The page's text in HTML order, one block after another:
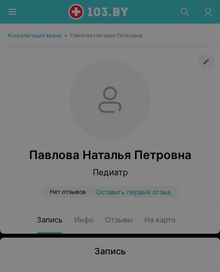
Консультация врача • Павлова Наталья Петровна
Павлова Наталья Петровна
Педиатр
Нет отзывов Оставить первый отзыв
Запись Инфо Отзывы На карте
Запись